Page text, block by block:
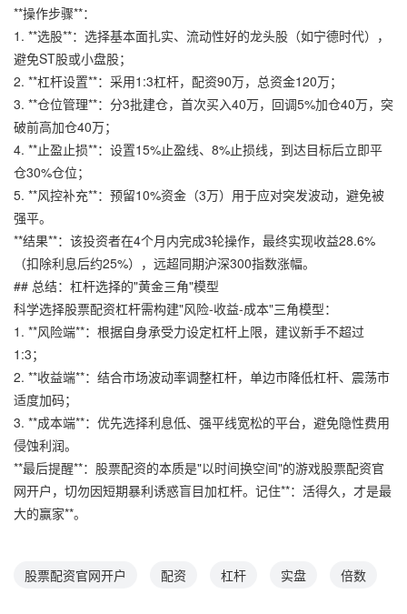
**操作步骤**：
1. **选股**：选择基本面扎实、流动性好的龙头股（如宁德时代），
避免ST股或小盘股；
2. **杠杆设置**：采用1:3杠杆，配资90万，总资金120万；
3. **仓位管理**：分3批建仓，首次买入40万，回调5%加仓40万，突
破前高加仓40万；
4. **止盈止损**：设置15%止盈线、8%止损线，到达目标后立即平
仓30%仓位；
5. **风控补充**：预留10%资金（3万）用于应对突发波动，避免被
强平。
**结果**：该投资者在4个月内完成3轮操作，最终实现收益28.6%
（扣除利息后约25%），远超同期沪深300指数涨幅。
## 总结：杠杆选择的"黄金三角"模型
科学选择股票配资杠杆需构建"风险-收益-成本"三角模型：
1. **风险端**：根据自身承受力设定杠杆上限，建议新手不超过
1:3；
2. **收益端**：结合市场波动率调整杠杆，单边市降低杠杆、震荡市
适度加码；
3. **成本端**：优先选择利息低、强平线宽松的平台，避免隐性费用
侵蚀利润。
**最后提醒**：股票配资的本质是"以时间换空间"的游戏股票配资官
网开户，切勿因短期暴利诱惑盲目加杠杆。记住**：活得久，才是最
大的赢家**。
股票配资官网开户 配资 杠杆 实盘 倍数